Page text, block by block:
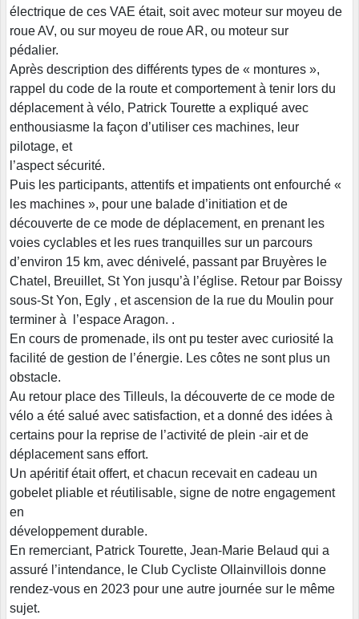
électrique de ces VAE était, soit avec moteur sur moyeu de
roue AV, ou sur moyeu de roue AR, ou moteur sur
pédalier.
Après description des différents types de « montures »,
rappel du code de la route et comportement à tenir lors du
déplacement à vélo, Patrick Tourette a expliqué avec
enthousiasme la façon d’utiliser ces machines, leur
pilotage, et
l’aspect sécurité.
Puis les participants, attentifs et impatients ont enfourché «
les machines », pour une balade d’initiation et de
découverte de ce mode de déplacement, en prenant les
voies cyclables et les rues tranquilles sur un parcours
d’environ 15 km, avec dénivelé, passant par Bruyères le
Chatel, Breuillet, St Yon jusqu’à l’église. Retour par Boissy
sous-St Yon, Egly , et ascension de la rue du Moulin pour
terminer à l’espace Aragon. .
En cours de promenade, ils ont pu tester avec curiosité la
facilité de gestion de l’énergie. Les côtes ne sont plus un
obstacle.
Au retour place des Tilleuls, la découverte de ce mode de
vélo a été salué avec satisfaction, et a donné des idées à
certains pour la reprise de l’activité de plein -air et de
déplacement sans effort.
Un apéritif était offert, et chacun recevait en cadeau un
gobelet pliable et réutilisable, signe de notre engagement
en
développement durable.
En remerciant, Patrick Tourette, Jean-Marie Belaud qui a
assuré l’intendance, le Club Cycliste Ollainvillois donne
rendez-vous en 2023 pour une autre journée sur le même
sujet.